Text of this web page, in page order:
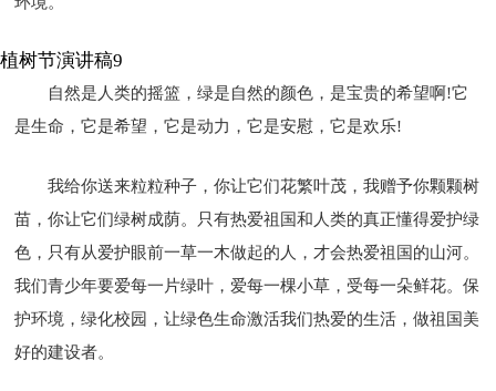
植树节演讲稿9
自然是人类的摇篮，绿是自然的颜色，是宝贵的希望啊!它
是生命，它是希望，它是动力，它是安慰，它是欢乐!
我给你送来粒粒种子，你让它们花繁叶茂，我赠予你颗颗树
苗，你让它们绿树成荫。只有热爱祖国和人类的真正懂得爱护绿
色，只有从爱护眼前一草一木做起的人，才会热爱祖国的山河。
我们青少年要爱每一片绿叶，爱每一棵小草，受每一朵鲜花。保
护环境，绿化校园，让绿色生命激活我们热爱的生活，做祖国美
好的建设者。